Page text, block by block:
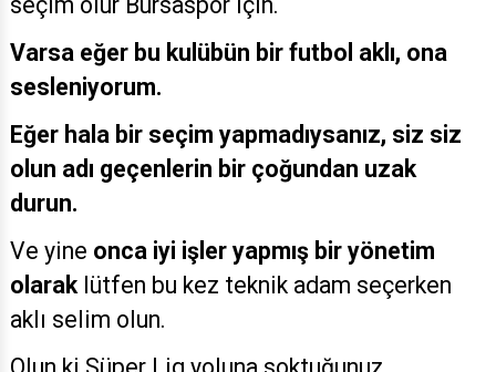
Varsa eğer bu kulübün bir futbol aklı, ona
sesleniyorum.
Eğer hala bir seçim yapmadıysanız, siz siz
olun adı geçenlerin bir çoğundan uzak
durun.
Ve yine onca iyi işler yapmış bir yönetim
olaraklütfen bu kez teknik adam seçerken
aklı selim olun.